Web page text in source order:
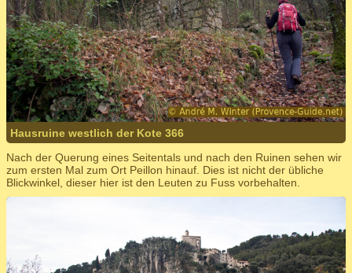
Hausruine westlich der Kote 366
Nach der Querung eines Seitentals und nach den Ruinen sehen wir
zum ersten Mal zum Ort Peillon hinauf. Dies ist nicht der übliche
Blickwinkel, dieser hier ist den Leuten zu Fuss vorbehalten.